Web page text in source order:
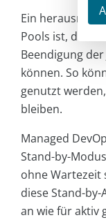
Ein
Pools ist, dass
Beendigung
können. So
genutzt
bleiben.
Managed
Stand-by-
ohne Wartezeit
diese Stand-
an wie für aktiv